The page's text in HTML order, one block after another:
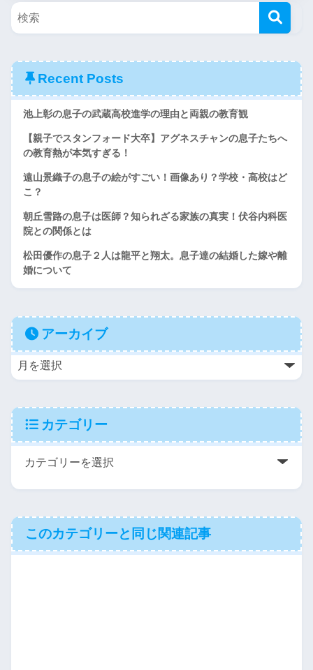
Recent Posts
池上彰の息子の武蔵高校進学の理由と両親の教育観
【親子でスタンフォード大卒】アグネスチャンの息子たちへ
の教育熱が本気すぎる！
遠山景織子の息子の絵がすごい！画像あり？学校・高校はど
こ？
朝丘雪路の息子は医師？知られざる家族の真実！伏谷内科医
院との関係とは
松田優作の息子２人は龍平と翔太。息子達の結婚した嫁や離
婚について
アーカイブ
カテゴリー
このカテゴリーと同じ関連記事